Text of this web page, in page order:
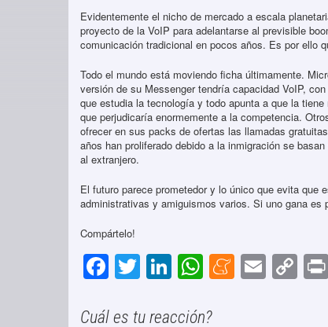
Evidentemente el nicho de mercado a escala
proyecto de la VoIP para adelantarse al previsible
comunicación tradicional en pocos años. Es por ello
Todo el mundo está moviendo ficha últimamente.
versión de su Messenger tendría capacidad VoIP,
que estudia la tecnología y todo apunta a que la
que perjudicaría enormemente a la competencia.
ofrecer en sus packs de ofertas las llamadas
años han proliferado debido a la inmigración se
al extranjero.
El futuro parece prometedor y lo único que evita
administrativas y amiguismos varios. Si uno gana
Compártelo!
F
a
c
T
wi
tt
Li
n
k
W
h
at
M
e
E
m
C
o
Cuál es tu reacción?